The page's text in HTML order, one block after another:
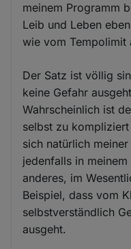
meinem Programm
Leib und Leben
wie vom Tempolimit
Der Satz ist völlig
keine Gefahr
Wahrscheinlich ist
selbst zu
sich natürlich
jedenfalls in
anderes, im
Beispiel, dass vom
selbstverständlich
ausgeht.